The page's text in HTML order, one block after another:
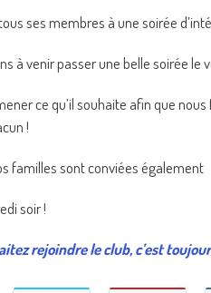
ses membres à une soirée
à venir passer une belle soirée
ce qu’il souhaite afin que
!
familles sont conviées également
soir !
rejoindre le club, c’est